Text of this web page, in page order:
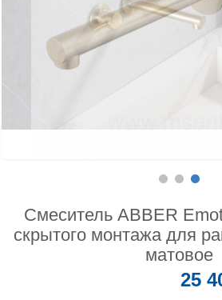
Смеситель ABBER
скрытого монтажа для
матовое
25